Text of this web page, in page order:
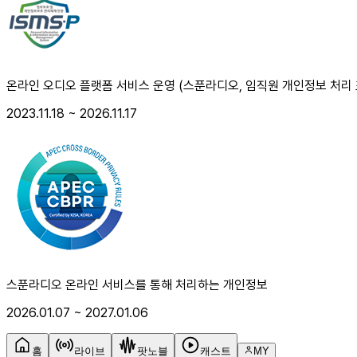
온라인 오디오 플랫폼 서비스 운영 (스푼라디오, 임직원 개인정보 처리
2023.11.18 ~ 2026.11.17
스푼라디오 온라인 서비스를 통해 처리하는 개인정보
2026.01.07 ~ 2027.01.06
홈 라이브 팟노블 캐스트 MY